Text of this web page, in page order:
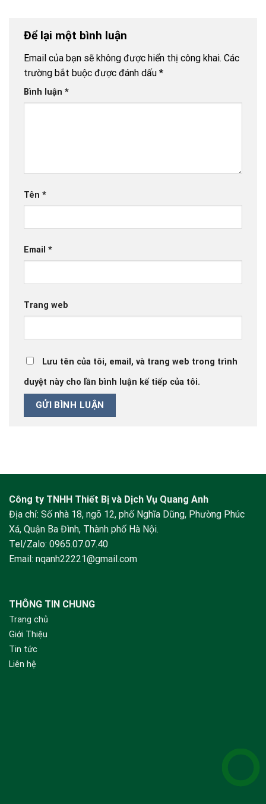
Để lại một bình luận
Email của bạn sẽ không được hiển thị công khai. Các
trường bắt buộc được đánh dấu *
Bình luận *
Tên *
Email *
Trang web
Lưu tên của tôi, email, và trang web trong trình
duyệt này cho lần bình luận kế tiếp của tôi.
Công ty TNHH Thiết Bị và Dịch Vụ Quang Anh
Địa chỉ: Số nhà 18, ngõ 12, phố Nghĩa Dũng, Phường Phúc
Xá, Quận Ba Đình, Thành phố Hà Nội.
Tel/Zalo: 0965.07.07.40
Email: nqanh22221@gmail.com
THÔNG TIN CHUNG
Trang chủ
Giới Thiệu
Tin tức
Liên hệ